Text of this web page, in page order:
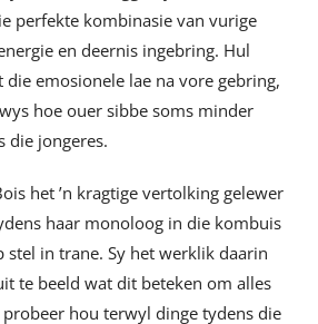
perfekte kombinasie van vurige
en deernis ingebring. Hul
emosionele lae na vore gebring,
hoe ouer sibbe soms minder
die jongeres.
het ’n kragtige vertolking gelewer
haar monoloog in die kombuis
stel in trane. Sy het werklik daarin
te beeld wat dit beteken om alles
hou terwyl dinge tydens die